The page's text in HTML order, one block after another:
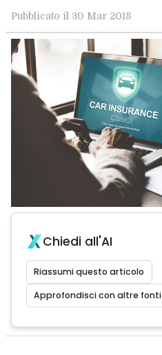
Pubblicato il 30 Mar 2018
Chiedi all'AI
Riassumi questo articolo
Approfondisci con altre fonti